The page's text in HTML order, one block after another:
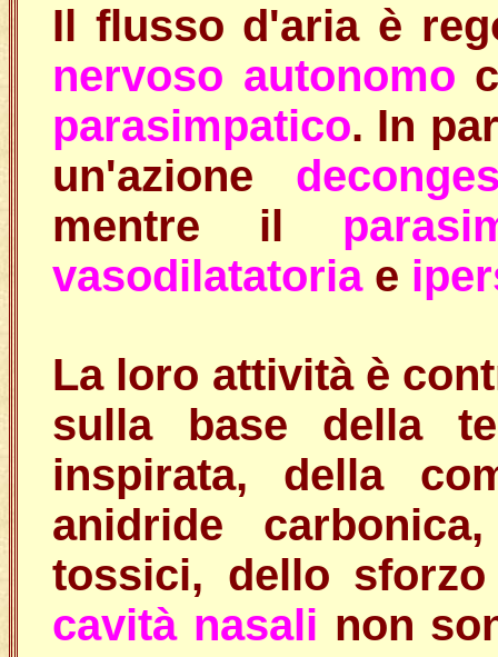
Il flusso d'aria è
nervoso autonomo
parasimpatico. In
un'azione
mentre il
vasodilatatoriae
La loro attività è
sulla base della
inspirata, della
anidride
tossici, dello
cavità nasali non